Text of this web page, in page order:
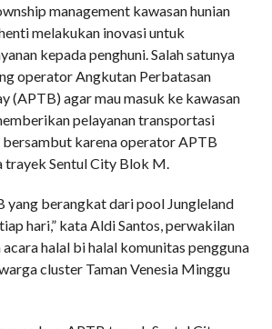
management kawasan hunian
melakukan inovasi untuk
kepada penghuni. Salah satunya
operator Angkutan Perbatasan
(APTB) agar mau masuk ke kawasan
pelayanan transportasi
bersambut karena operator APTB
trayek Sentul City Blok M.
yang berangkat dari pool Jungleland
hari,” kata Aldi Santos, perwakilan
halal bi halal komunitas pengguna
cluster Taman Venesia Minggu